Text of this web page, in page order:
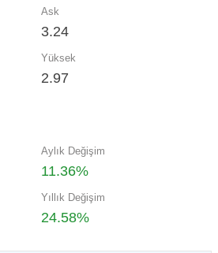
Ask
3.24
Yüksek
2.97
Aylık Değişim
11.36%
Yıllık Değişim
24.58%